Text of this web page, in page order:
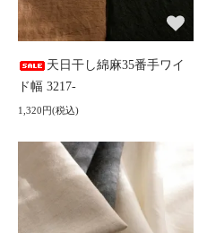
天日干し綿麻35番手ワイ
ド幅 3217-
1,320円(税込)